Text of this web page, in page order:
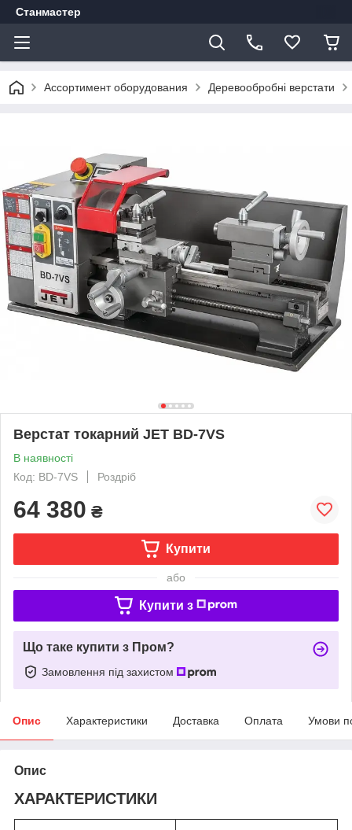
Станмастер
Ассортимент оборудования Деревообробні верстати
Верстат токарний JET BD-7VS
В наявності
Код: BD-7VS
Роздріб
64 380 ₴
Купити
або
Купити з
Що таке купити з Пром?
Замовлення під захистом
Опис Характеристики Доставка Оплата Умови
Опис
ХАРАКТЕРИСТИКИ